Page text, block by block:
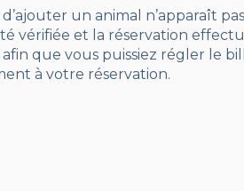
d’ajouter un animal n’apparaît
vérifiée et la réservation
que vous puissiez régler le
à votre réservation.